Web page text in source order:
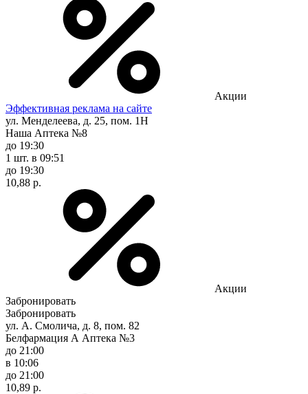
Акции
Эффективная реклама на сайте
ул. Менделеева, д. 25, пом. 1Н
Наша Аптека №8
до 19:30
1 шт. в 09:51
до 19:30
10,88 р.
Акции
Забронировать
Забронировать
ул. А. Смолича, д. 8, пом. 82
Белфармация А Аптека №3
до 21:00
в 10:06
до 21:00
10,89 р.